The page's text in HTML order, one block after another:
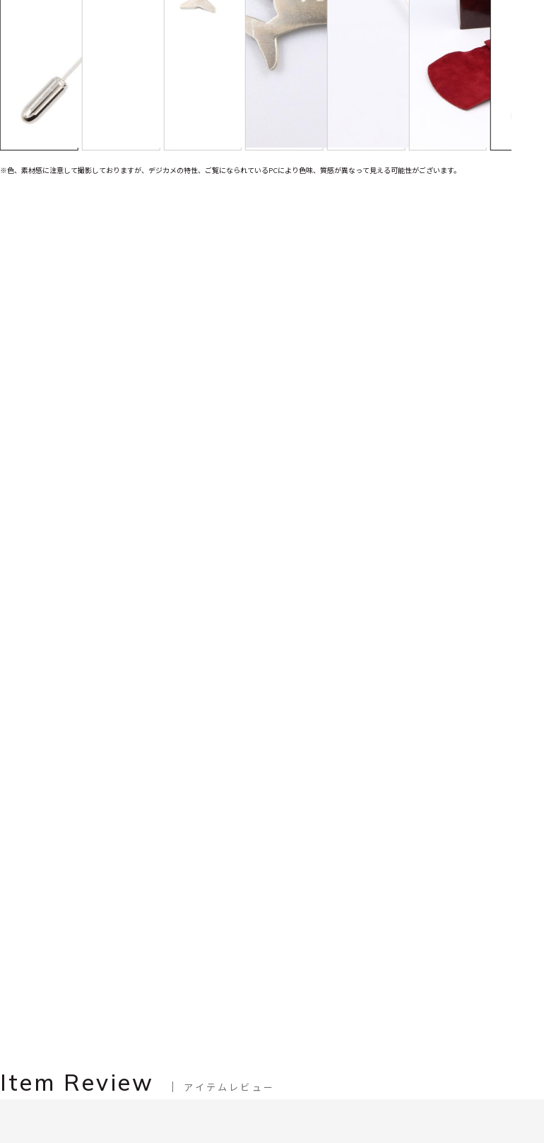
※色、素材感に注意して撮影しておりますが、デジカメの特性、ご覧になられているPCにより色味、質感が異なって見える可能性がございます。
Item Review アイテムレビュー